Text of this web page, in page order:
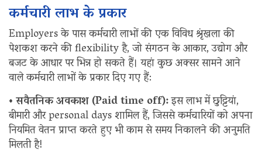
कर्मचारी लाभ के प्रकार
Employers के पास कर्मचारी लाभों की एक विविध श्रृंखला की
पेशकश करने की flexibility है, जो संगठन के आकार, उद्योग और
बजट के आधार पर भिन्न हो सकते हैं। यहां कुछ अक्सर सामने आने
वाले कर्मचारी लाभों के प्रकार दिए गए हैं:
• सवैतनिक अवकाश (Paid time off):इस लाभ में छुट्टियां,
बीमारी और personal days शामिल हैं, जिससे कर्मचारियों को अपना
नियमित वेतन प्राप्त करते हुए भी काम से समय निकालने की अनुमति
मिलती है!